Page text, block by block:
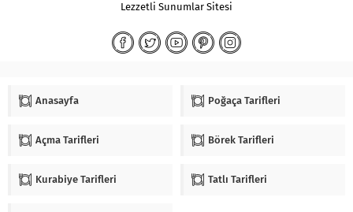
Lezzetli Sunumlar Sitesi
Anasayfa Poğaça Tarifleri
Açma Tarifleri Börek Tarifleri
Kurabiye Tarifleri Tatlı Tarifleri